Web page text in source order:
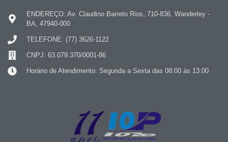
ENDEREÇO: Av. Claudino Barreto Rios, 710-836, Wanderley -
BA, 47940-000
TELEFONE: (77) 3626-1122
CNPJ: 63.079.370/0001-86
Horário de Atendimento: Segunda a Sexta das 08:00 às 13:00